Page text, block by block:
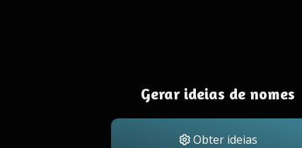
Gerar ideias de nomes
Obter ideias